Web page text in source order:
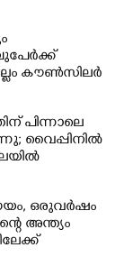
കൗൺസിലർ
പിന്നാലെ
വൈപ്പിനിൽ
ഒരുവർഷം
അന്ത്യം